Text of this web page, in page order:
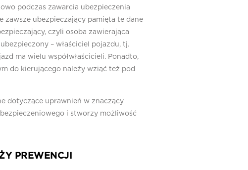
podczas zawarcia ubezpieczenia
zawsze ubezpieczający pamięta te dane
czyli osoba zawierająca
– właściciel pojazdu, tj.
ma wielu współwłaścicieli. Ponadto,
do kierującego należy wziąć też pod
dotyczące uprawnień w znaczący
i stworzy możliwość
PREWENCJI